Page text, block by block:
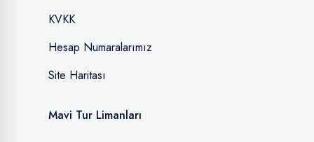
KVKK
Hesap Numaralarımız
Site Haritası
Mavi Tur Limanları